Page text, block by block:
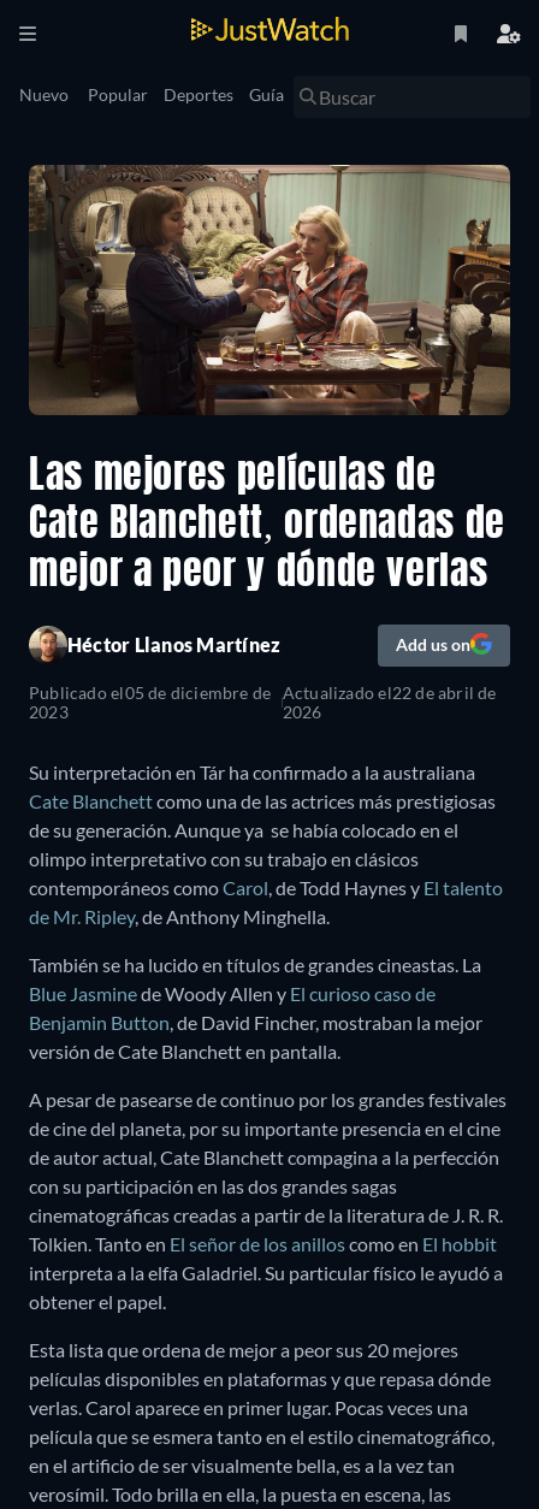
Nuevo Popular Deportes Guía
Las mejores películas de
Cate Blanchett, ordenadas de
mejor a peor y dónde verlas
Héctor Llanos Martínez Add us on
Publicado el05 de diciembre de
2023
Actualizado el22 de abril de
2026
Su interpretación en Tár ha confirmado a la australiana
Cate Blanchettcomo una de las actrices más prestigiosas
de su generación. Aunque ya se había colocado en el
olimpo interpretativo con su trabajo en clásicos
contemporáneos comoCarol , de Todd Haynes y El talento
de Mr. Ripley, de Anthony Minghella.
También se ha lucido en títulos de grandes cineastas. La
Blue Jasminede Woody Allen y El curioso caso de
Benjamin Button , de David Fincher, mostraban la mejor
versión de Cate Blanchett en pantalla.
A pesar de pasearse de continuo por los grandes festivales
de cine del planeta, por su importante presencia en el cine
de autor actual, Cate Blanchett compagina a la perfección
con su participación en las dos grandes sagas
cinematográficas creadas a partir de la literatura de J. R. R.
Tolkien. Tanto en El señor de los anilloscomo en El hobbit
interpreta a la elfa Galadriel. Su particular físico le ayudó a
obtener el papel.
Esta lista que ordena de mejor a peor sus 20 mejores
películas disponibles en plataformas y que repasa dónde
verlas. Carol aparece en primer lugar. Pocas veces una
película que se esmera tanto en el estilo cinematográfico,
en el artificio de ser visualmente bella, es a la vez tan
verosímil. Todo brilla en ella, la puesta en escena, las